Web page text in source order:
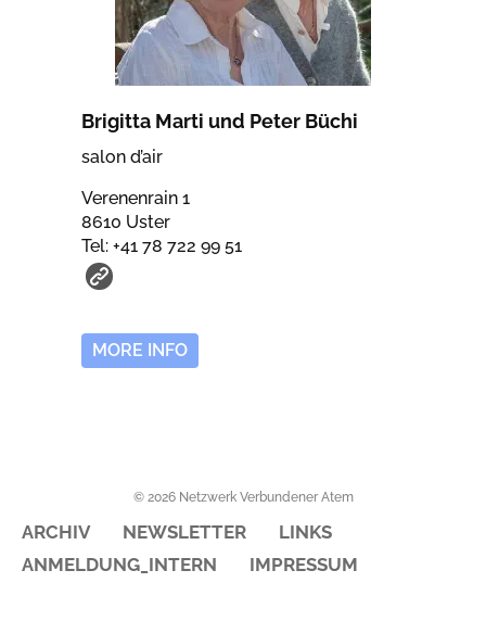
Brigitta Marti und Peter Büchi
salon d’air
Verenenrain 1
8610 Uster
Tel: +41 78 722 99 51
MORE INFO
© 2026 Netzwerk Verbundener Atem
ARCHIV NEWSLETTER
LINKS
ANMELDUNG_INTERN
IMPRESSUM